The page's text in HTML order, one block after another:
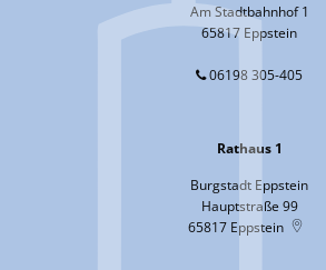
Am Stadtbahnhof 1
65817 Eppstein
06198 305-405
Rathaus 1
Burgstadt Eppstein
Hauptstraße 99
65817 Eppstein